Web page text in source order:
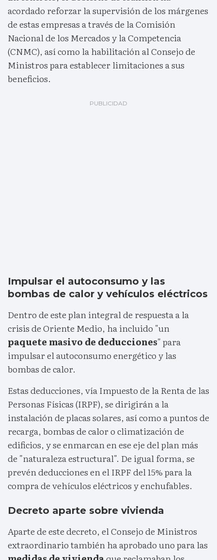
acordado reforzar la supervisión de los márgenes
de estas empresas a través de la Comisión
Nacional de los Mercados y la Competencia
(CNMC), así como la habilitación al Consejo de
Ministros para establecer limitaciones a sus
beneficios.
Impulsar el autoconsumo y las
bombas de calor y vehículos eléctricos
Dentro de este plan integral de respuesta a la
crisis de Oriente Medio, ha incluido "un
paquete masivo de deducciones" para
impulsar el autoconsumo energético y las
bombas de calor.
Estas deducciones, vía Impuesto de la Renta de las
Personas Físicas (IRPF), se dirigirán a la
instalación de placas solares, así como a puntos de
recarga, bombas de calor o climatización de
edificios, y se enmarcan en ese eje del plan más
de "naturaleza estructural". De igual forma, se
prevén deducciones en el IRPF del 15% para la
compra de vehículos eléctricos y enchufables.
Decreto aparte sobre vivienda
Aparte de este decreto, el Consejo de Ministros
extraordinario también ha aprobado uno para las